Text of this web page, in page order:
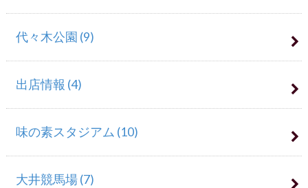
代々木公園 (9)
出店情報 (4)
味の素スタジアム (10)
大井競馬場(7)